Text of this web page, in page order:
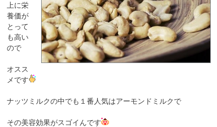
上に栄
養価が
とって
も高い
ので
オスス
メです
ナッツミルクの中でも１番人気はアーモンドミルクで
その美容効果がスゴイんです